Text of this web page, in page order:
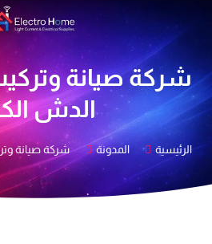
شركة صيانة
الدش
الرئيسية المدونة شركة صيانة